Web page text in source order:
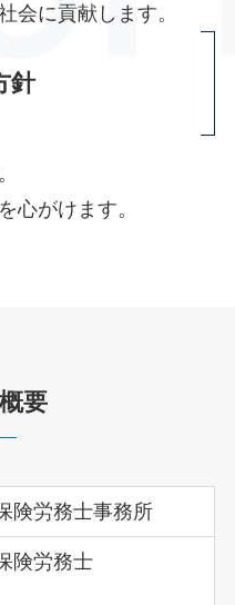
会に貢献します。
針
心がけます。
要
険労務士事務所
保険労務士